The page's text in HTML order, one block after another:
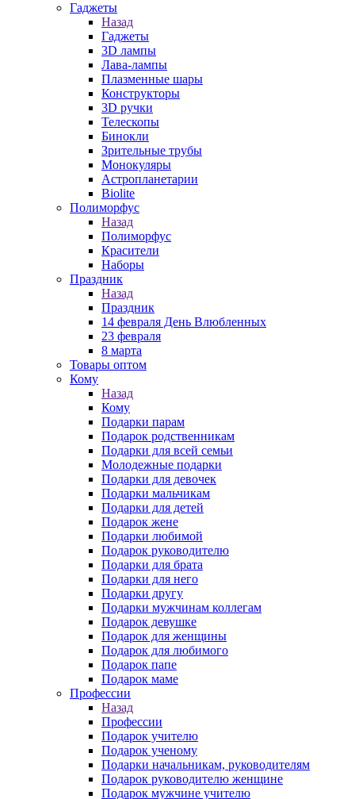
Гаджеты
Назад
Гаджеты
3D лампы
Лава-лампы
Плазменные шары
Конструкторы
3D ручки
Телескопы
Бинокли
Зрительные трубы
Монокуляры
Астропланетарии
Biolite
Полиморфус
Назад
Полиморфус
Красители
Наборы
Праздник
Назад
Праздник
14 февраля День Влюбленных
23 февраля
8 марта
Товары оптом
Кому
Назад
Кому
Подарки парам
Подарок родственникам
Подарки для всей семьи
Молодежные подарки
Подарки для девочек
Подарки мальчикам
Подарки для детей
Подарок жене
Подарки любимой
Подарок руководителю
Подарки для брата
Подарки для него
Подарки другу
Подарки мужчинам коллегам
Подарок девушке
Подарок для женщины
Подарок для любимого
Подарок папе
Подарок маме
Профессии
Назад
Профессии
Подарок учителю
Подарок ученому
Подарки начальникам, руководителям
Подарок руководителю женщине
Подарок мужчине учителю